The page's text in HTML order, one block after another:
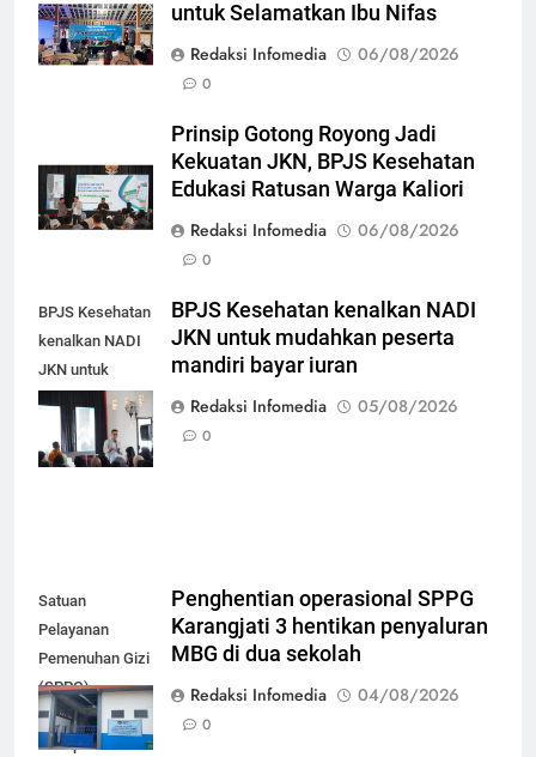
untuk Selamatkan Ibu Nifas
Redaksi Infomedia
06/08/2026
0
Prinsip Gotong Royong Jadi
Kekuatan JKN, BPJS Kesehatan
Edukasi Ratusan Warga Kaliori
Redaksi Infomedia
06/08/2026
0
BPJS Kesehatan
kenalkan NADI
JKN untuk
mudahkan
peserta mandiri
bayar iuran
BPJS Kesehatan kenalkan NADI
JKN untuk mudahkan peserta
mandiri bayar iuran
Redaksi Infomedia
05/08/2026
0
Satuan
Pelayanan
Pemenuhan Gizi
(SPPG)
Karangjati 3 di
Kabupaten Blora
Penghentian operasional SPPG
Karangjati 3 hentikan penyaluran
MBG di dua sekolah
Redaksi Infomedia
04/08/2026
0